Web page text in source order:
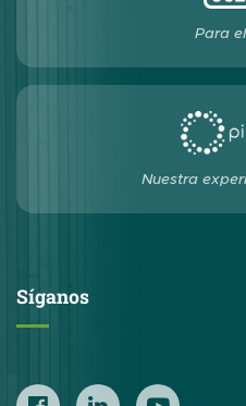
Para
Nuestra
Síganos